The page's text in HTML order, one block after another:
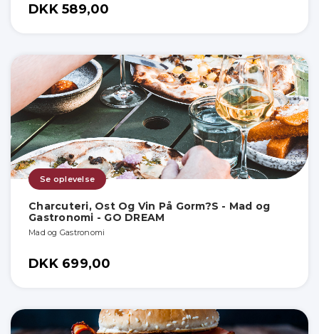
DKK 589,00
Se oplevelse
Charcuteri, Ost Og Vin På Gorm?S - Mad og
Gastronomi - GO DREAM
Mad og Gastronomi
DKK 699,00